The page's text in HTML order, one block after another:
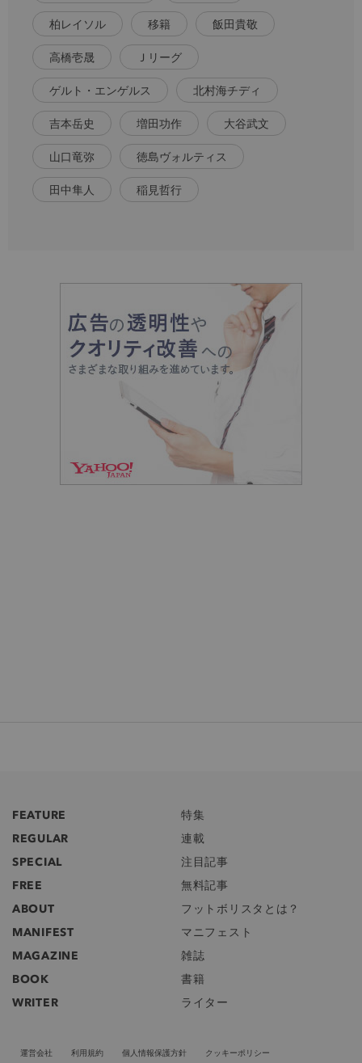
柏レイソル 移籍 飯田貴敬
高橋壱晟 Ｊリーグ
ゲルト・エンゲルス 北村海チディ
吉本岳史 増田功作 大谷武文
山口竜弥 徳島ヴォルティス
田中隼人 稲見哲行
FEATURE
特集
REGULAR
連載
SPECIAL
注目記事
FREE
無料記事
ABOUT
フットボリスタとは？
MANIFEST
マニフェスト
MAGAZINE
雑誌
BOOK
書籍
WRITER
ライター
運営会社 利用規約 個人情報保護方針 クッキーポリシー